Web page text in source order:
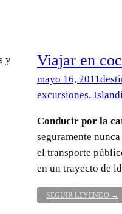
Viajar en
mayo 16, 2011
excursiones,
Conducir por la
seguramente
el transporte
en un trayecto de
SEGUIR LEYENDO
EN
→